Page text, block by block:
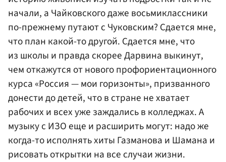
начали, а Чайковского даже восьмиклассники
по-прежнему путают с Чуковским? Сдается мне,
что план какой-то другой. Сдается мне, что
из школы и правда скорее Дарвина выкинут,
чем откажутся от нового профориентационного
курса «Россия — мои горизонты», призванного
донести до детей, что в стране не хватает
рабочих и всех уже заждались в колледжах. А
музыку с ИЗО еще и расширить могут: надо же
когда-то исполнять хиты Газманова и Шамана и
рисовать открытки на все случаи жизни.